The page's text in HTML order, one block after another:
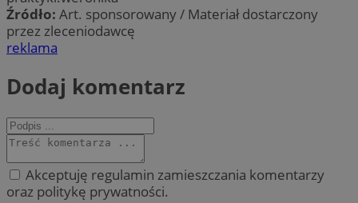
Źródło: Art. sponsorowany / Materiał dostarczony
przez zleceniodawcę
reklama
Dodaj komentarz
Akceptuję regulamin zamieszczania komentarzy
oraz politykę prywatności.